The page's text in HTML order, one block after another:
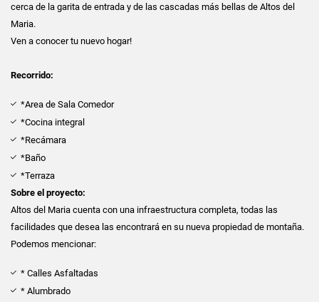
cerca de la garita de entrada y de las cascadas más bellas de Altos del
Maria.
Ven a conocer tu nuevo hogar!
Recorrido:
*Area de Sala Comedor
*Cocina integral
*Recámara
*Baño
*Terraza
Sobre el proyecto:
Altos del Maria cuenta con una infraestructura completa, todas las
facilidades que desea las encontrará en su nueva propiedad de montaña.
Podemos mencionar:
* Calles Asfaltadas
* Alumbrado